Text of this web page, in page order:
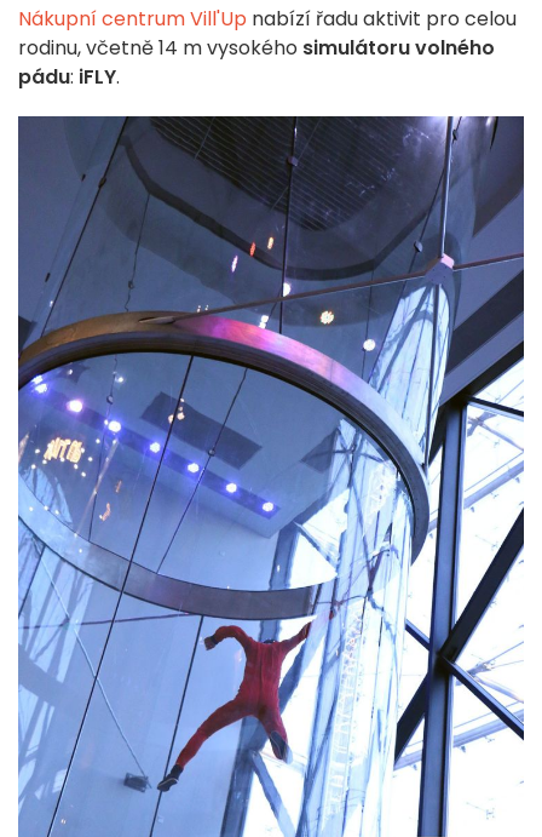
Nákupní centrum Vill'Up nabízí řadu aktivit pro celou
rodinu, včetně 14 m vysokého simulátoru volného
pádu: iFLY.